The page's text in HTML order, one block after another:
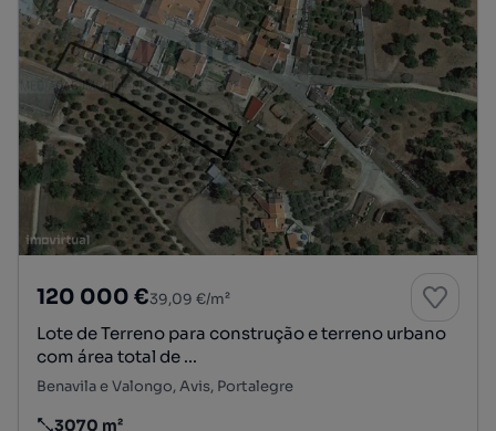
120 000 €39,09 €/m²
Lote de Terreno para construção e terreno urbano
com área total de ...
Benavila e Valongo, Avis, Portalegre
3070 m²